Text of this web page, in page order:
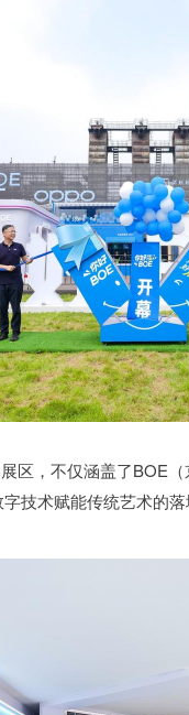
，不仅涵盖了BOE
技术赋能传统艺术的